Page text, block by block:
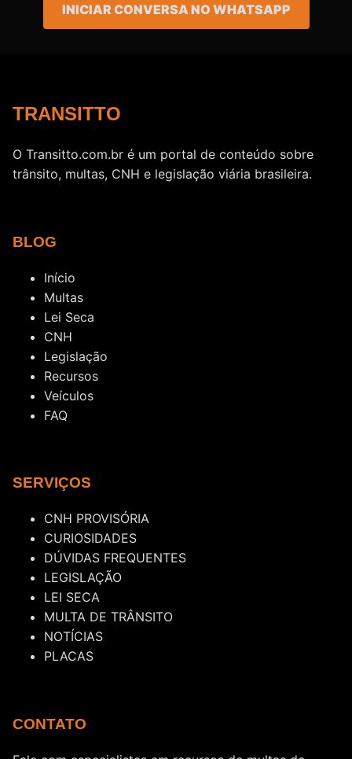
INICIAR CONVERSA NO WHATSAPP
TRANSITTO
O Transitto.com.br é um portal de conteúdo sobre
trânsito, multas, CNH e legislação viária brasileira.
BLOG
Início
Multas
Lei Seca
CNH
Legislação
Recursos
Veículos
FAQ
SERVIÇOS
CNH PROVISÓRIA
CURIOSIDADES
DÚVIDAS FREQUENTES
LEGISLAÇÃO
LEI SECA
MULTA DE TRÂNSITO
NOTÍCIAS
PLACAS
CONTATO